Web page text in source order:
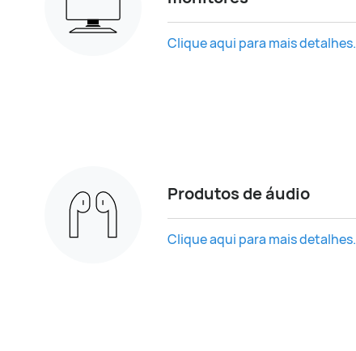
Clique aqui para mais detalhes.
Produtos de áudio
Clique aqui para mais detalhes.